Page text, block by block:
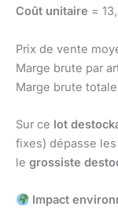
Coût unitaire =
Prix de vente
Marge brute par
Marge brute
Sur ce lot
fixes) dépasse les
le grossiste
Impact